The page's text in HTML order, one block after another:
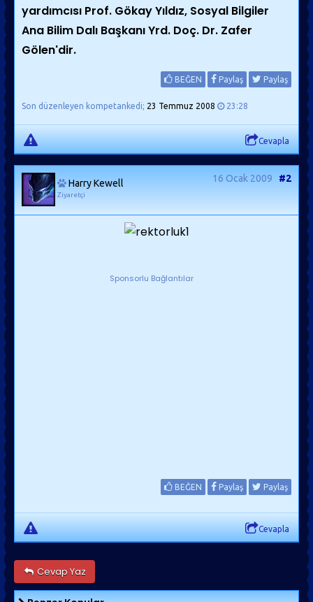
yardımcısı Prof. Gökay Yıldız, Sosyal Bilgiler
Ana Bilim Dalı Başkanı Yrd. Doç. Dr. Zafer
Gölen'dir.
BEĞEN Paylaş Paylaş
Son düzenleyen kompetankedi; 23 Temmuz 2008 23:28
Cevapla
Harry Kewell
Ziyaretçi
16 Ocak 2009 #2
Sponsorlu Bağlantılar
BEĞEN Paylaş Paylaş
Cevapla
Cevap Yaz